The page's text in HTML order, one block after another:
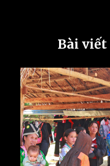
Bài